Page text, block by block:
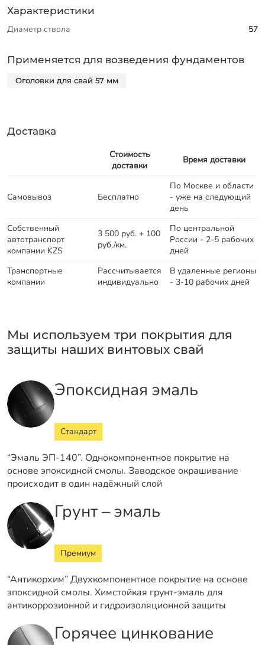
Характеристики
Диаметр ствола 57
Применяется для возведения фундаментов
Оголовки для свай 57 мм
Доставка
Стоимость
доставки
Время доставки
Самовывоз Бесплатно
По Москве и области
- уже на следующий
день
Собственный
автотранспорт
компании KZS
3 500 руб. + 100
руб./км.
По центральной
России - 2-5 рабочих
дней
Транспортные
компании
Рассчитывается
индивидуально
В удаленные регионы
- 3-10 рабочих дней
Мы используем три покрытия для
защиты наших винтовых свай
Эпоксидная эмаль
Стандарт
“Эмаль ЭП-140”. Однокомпонентное покрытие на
основе эпоксидной смолы. Заводское окрашивание
происходит в один надёжный слой
Грунт – эмаль
Премиум
“Антикорхим” Двухкомпонентное покрытие на основе
эпоксидной смолы. Химстойкая грунт-эмаль для
антикоррозионной и гидроизоляционной защиты
Горячее цинкование